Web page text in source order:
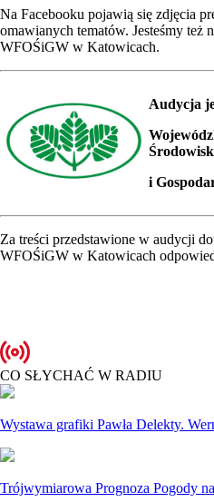
Na Facebooku pojawią się zdjęcia
omawianych tematów. Jesteśmy też
WFOŚiGW w Katowicach.
Audycja
i
Za treści przedstawione w audycji
WFOŚiGW w Katowicach
CO SŁYCHAĆ W RADIU
Wystawa grafiki Pawła Delekty.
Trójwymiarowa Prognoza Pogody